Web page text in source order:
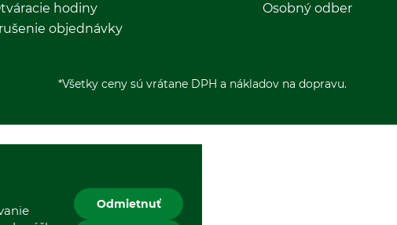
hodiny
objednávky
Osobný odber
*Všetky ceny sú vrátane DPH a nákladov na dopravu.
Odmietnuť